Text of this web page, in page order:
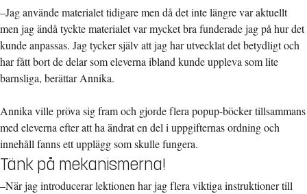
–Jag använde materialet tidigare men då det inte längre var aktuellt
men jag ändå tyckte materialet var mycket bra funderade jag på hur det
kunde anpassas. Jag tycker själv att jag har utvecklat det betydligt och
har fått bort de delar som eleverna ibland kunde uppleva som lite
barnsliga, berättar Annika.
Annika ville pröva sig fram och gjorde flera popup-böcker tillsammans
med eleverna efter att ha ändrat en del i uppgifternas ordning och
innehåll fanns ett upplägg som skulle fungera.
Tänk på mekanismerna!
–När jag introducerar lektionen har jag flera viktiga instruktioner till